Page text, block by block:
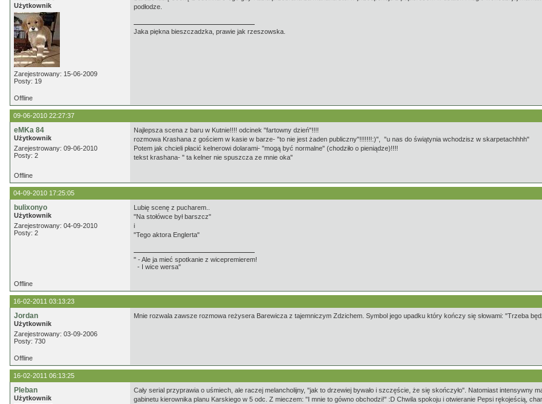
Użytkownik
Zarejestrowany: 15-06-2009
Posty: 19
podłodze.
Jaka piękna bieszczadzka, prawie jak rzeszowska.
Offline
09-06-2010 22:27:37
eMKa 84
Użytkownik
Zarejestrowany: 09-06-2010
Posty: 2
Najlepsza scena z baru w Kutnie!!!! odcinek "fartowny dzień"!!!!
rozmowa Krashana z gościem w kasie w barze- "to nie jest żaden publiczny"!!!!!!!:)", "u nas do świątynia wchodzisz w skarpetachhhh"
Potem jak chcieli płacić kelnerowi dolarami- "mogą być normalne" (chodziło o pieniądze)!!!!
tekst krashana- " ta kelner nie spuszcza ze mnie oka"
Offline
04-09-2010 17:25:05
bulixonyo
Użytkownik
Zarejestrowany: 04-09-2010
Posty: 2
Lubię scenę z pucharem..
"Na stołówce był barszcz"
i
"Tego aktora Englerta"
" - Ale ja mieć spotkanie z wicepremierem!
- I wice wersa"
Offline
16-02-2011 03:13:23
Jordan
Użytkownik
Zarejestrowany: 03-09-2006
Posty: 730
Mnie rozwala zawsze rozmowa reżysera Barewicza z tajemniczym Zdzichem. Symbol jego upadku który kończy się słowami: "Trzeba
Offline
16-02-2011 06:13:25
Pleban
Użytkownik
Cały serial przyprawia o uśmiech, ale raczej melancholijny, "jak to drzewiej bywało i szczęście, że się skończyło". Natomiast intensywny
gabinetu kierownika planu Karskiego w 5 odc. Z mieczem: "I mnie to gówno obchodzi!" :D Chwila spokoju i otwieranie Pepsi rękojeścią,